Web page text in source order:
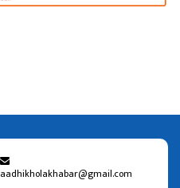
aadhikholakhabar@gmail.com